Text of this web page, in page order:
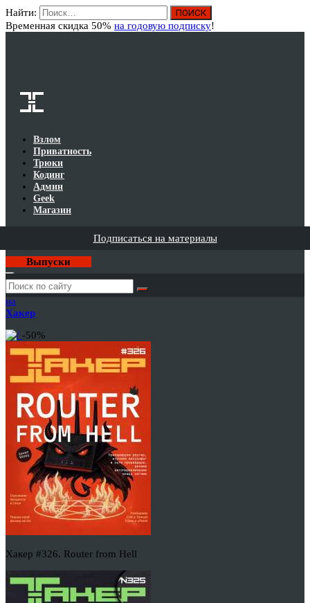
Найти:
Временная скидка 50% на годовую подписку!
Взлом
Приватность
Трюки
Кодинг
Админ
Geek
Магазин
Подписаться на материалы
Выпуски
Годовая
подписка
на
Хакер
-50%
Хакер #326. Router from Hell